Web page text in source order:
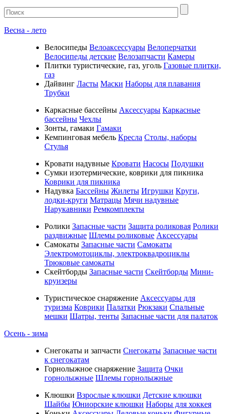
Весна - лето
Велосипеды Велоаксессуары Велоперчатки
Велосипеды детские Велозапчасти Камеры
Плитки туристические, газ, уголь Газовые плитки,
газ
Дайвинг Ласты Маски Наборы для плавания
Трубки
Каркасные бассейны Аксессуары Каркасные
бассейны Чехлы
Зонты, гамаки Гамаки
Кемпинговая мебель Кресла Столы, наборы
Стулья
Кровати надувные Кровати Насосы Подушки
Cумки изотермические, коврики для пикника
Коврики для пикника
Надувка Бассейны Жилеты Игрушки Круги,
лодки-круги Матрацы Мячи надувные
Нарукавники Ремкомплекты
Ролики Запасные части Защита роликовая Ролики
раздвижные Шлемы роликовые Аксессуары
Самокаты Запасные части Самокаты
Электромотоциклы, электроквадроциклы
Трюковые самокаты
Скейтборды Запасные части Скейтборды Мини-
круизеры
Туристическое снаряжение Аксессуары для
туризма Коврики Палатки Рюкзаки Спальные
мешки Шатры, тенты Запасные части для палаток
Осень - зима
Cнегокаты и запчасти Снегокаты Запасные части
к снегокатам
Горнолыжное снаряжение Защита Очки
горнолыжные Шлемы горнолыжные
Клюшки Взрослые клюшки Детские клюшки
Шайбы Юниорские клюшки Наборы для хоккея